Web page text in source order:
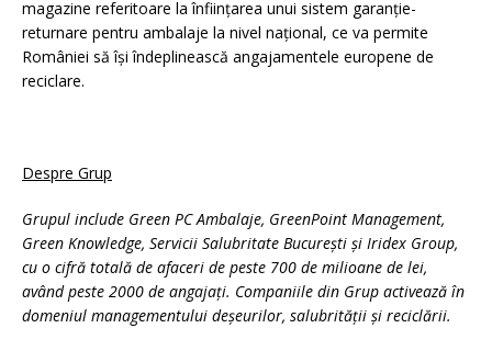
magazine referitoare la înființarea unui sistem garanție-
returnare pentru ambalaje la nivel național, ce va permite
României să își îndeplinească angajamentele europene de
reciclare.
Despre Grup
Grupul include Green PC Ambalaje, GreenPoint Management,
Green Knowledge, Servicii Salubritate București și Iridex Group,
cu o cifră totală de afaceri de peste 700 de milioane de lei,
având peste 2000 de angajați. Companiile din Grup activează în
domeniul managementului deșeurilor, salubrității și reciclării.